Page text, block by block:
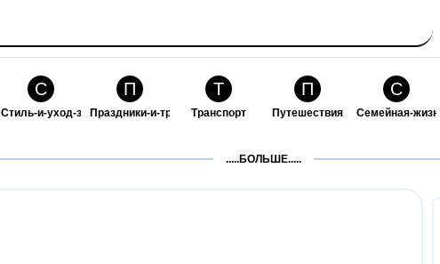
С
Стиль-и-уход-за-собой
П
Праздники-и-традиции
Т
Транспорт
П
Путешествия
С
Семейная-жизнь
.....БОЛЬШЕ.....